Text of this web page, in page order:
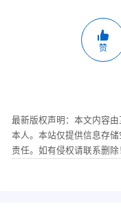
赞
最新版权声明：本文内容
本人。本站仅提供信息存
责任。如有侵权请联系删除